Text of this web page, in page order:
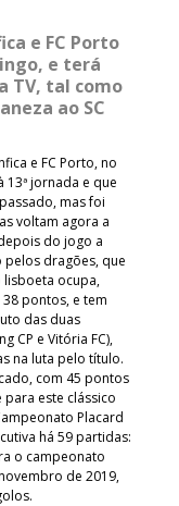
e FC Porto
e terá
TV, tal como
ao SC
e FC Porto, no
13ª jornada e que
mas foi
voltam agora a
do jogo a
pelos dragões, que
ocupa,
pontos, e tem
das duas
CP e Vitória FC),
na luta pelo título.
com 45 pontos
para este clássico
Placard
há 59 partidas:
o campeonato
de 2019,